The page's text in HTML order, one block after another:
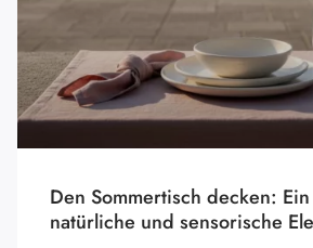
Den Sommertisch decken:
natürliche und sensorische